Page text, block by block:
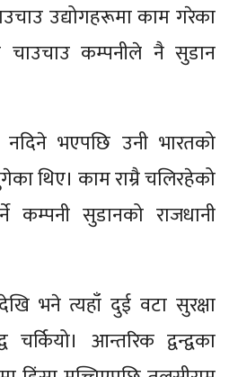
उद्योगहरूमा काम गरेका
चाउचाउ कम्पनीले नै सुडान
भएपछि उनी भारतको
थिए। काम राम्रै चलिरहेको
कम्पनी सुडानको राजधानी
भने त्यहाँ दुई वटा सुरक्षा
चर्कियो। आन्तरिक द्वन्द्वका